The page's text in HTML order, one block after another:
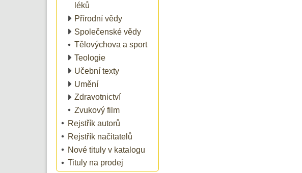
léků
Přírodní vědy
Společenské vědy
Tělovýchova a sport
Teologie
Učební texty
Umění
Zdravotnictví
Zvukový film
Rejstřík autorů
Rejstřík načitatelů
Nové tituly v katalogu
Tituly na prodej